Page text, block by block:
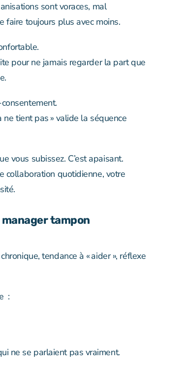
sont voraces, mal
faire toujours plus avec moins.
pour ne jamais regarder la part que
tient pas » valide la séquence
vous subissez. C’est apaisant.
collaboration quotidienne, votre
manager tampon
tendance à « aider », réflexe
:
ne se parlaient pas vraiment.